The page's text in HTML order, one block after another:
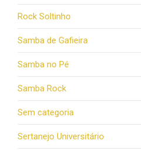
Rock Soltinho
Samba de Gafieira
Samba no Pé
Samba Rock
Sem categoria
Sertanejo Universitário